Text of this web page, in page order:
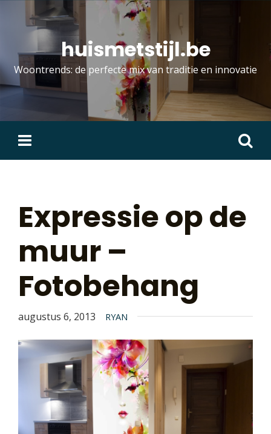
huismetstijl.be
Woontrends: de perfecte mix van traditie en innovatie
Zoeken
naar:
Expressie op de
muur –
Fotobehang
augustus 6, 2013 RYAN